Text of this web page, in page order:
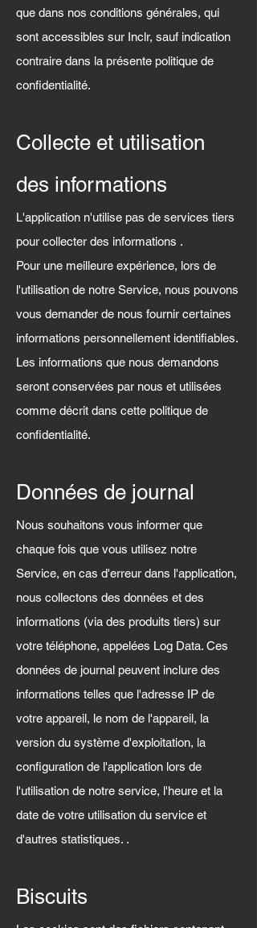
que dans nos conditions générales, qui
sont accessibles sur Inclr, sauf indication
contraire dans la présente politique de
confidentialité.
Collecte et utilisation
des informations
L'application n'utilise pas de services tiers
pour collecter des informations .
Pour une meilleure expérience, lors de
l'utilisation de notre Service, nous pouvons
vous demander de nous fournir certaines
informations personnellement identifiables.
Les informations que nous demandons
seront conservées par nous et utilisées
comme décrit dans cette politique de
confidentialité.
Données de journal
Nous souhaitons vous informer que
chaque fois que vous utilisez notre
Service, en cas d'erreur dans l'application,
nous collectons des données et des
informations (via des produits tiers) sur
votre téléphone, appelées Log Data. Ces
données de journal peuvent inclure des
informations telles que l'adresse IP de
votre appareil, le nom de l'appareil, la
version du système d'exploitation, la
configuration de l'application lors de
l'utilisation de notre service, l'heure et la
date de votre utilisation du service et
d'autres statistiques. .
Biscuits